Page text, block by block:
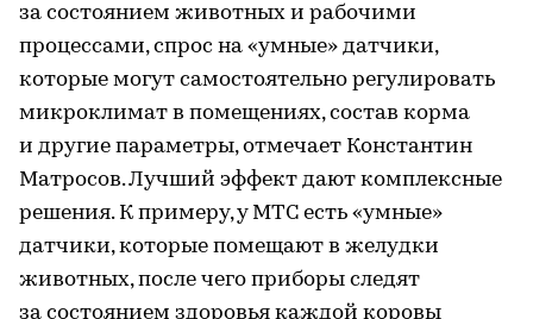
за состоянием животных и рабочими
процессами, спрос на «умные» датчики,
которые могут самостоятельно регулировать
микроклимат в помещениях, состав корма
и другие параметры, отмечает Константин
Матросов. Лучший эффект дают комплексные
решения. К примеру, у МТС есть «умные»
датчики, которые помещают в желудки
животных, после чего приборы следят
за состоянием здоровья каждой коровы